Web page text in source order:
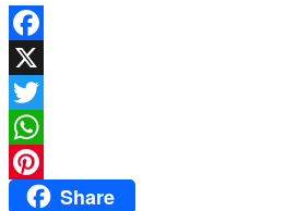
Facebook
X
Twitter
WhatsApp
PinterestShare